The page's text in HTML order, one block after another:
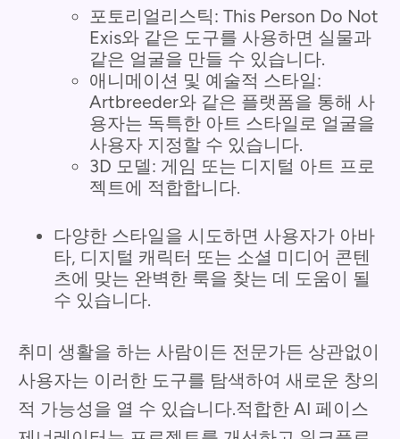
포토리얼리스틱: This Person Do Not
Exis와 같은 도구를 사용하면 실물과
같은 얼굴을 만들 수 있습니다.
애니메이션 및 예술적 스타일:
Artbreeder와 같은 플랫폼을 통해 사
용자는 독특한 아트 스타일로 얼굴을
사용자 지정할 수 있습니다.
3D 모델: 게임 또는 디지털 아트 프로
젝트에 적합합니다.
다양한 스타일을 시도하면 사용자가 아바
타, 디지털 캐릭터 또는 소셜 미디어 콘텐
츠에 맞는 완벽한 룩을 찾는 데 도움이 될
수 있습니다.
취미 생활을 하는 사람이든 전문가든 상관없이
사용자는 이러한 도구를 탐색하여 새로운 창의
적 가능성을 열 수 있습니다.적합한 AI 페이스